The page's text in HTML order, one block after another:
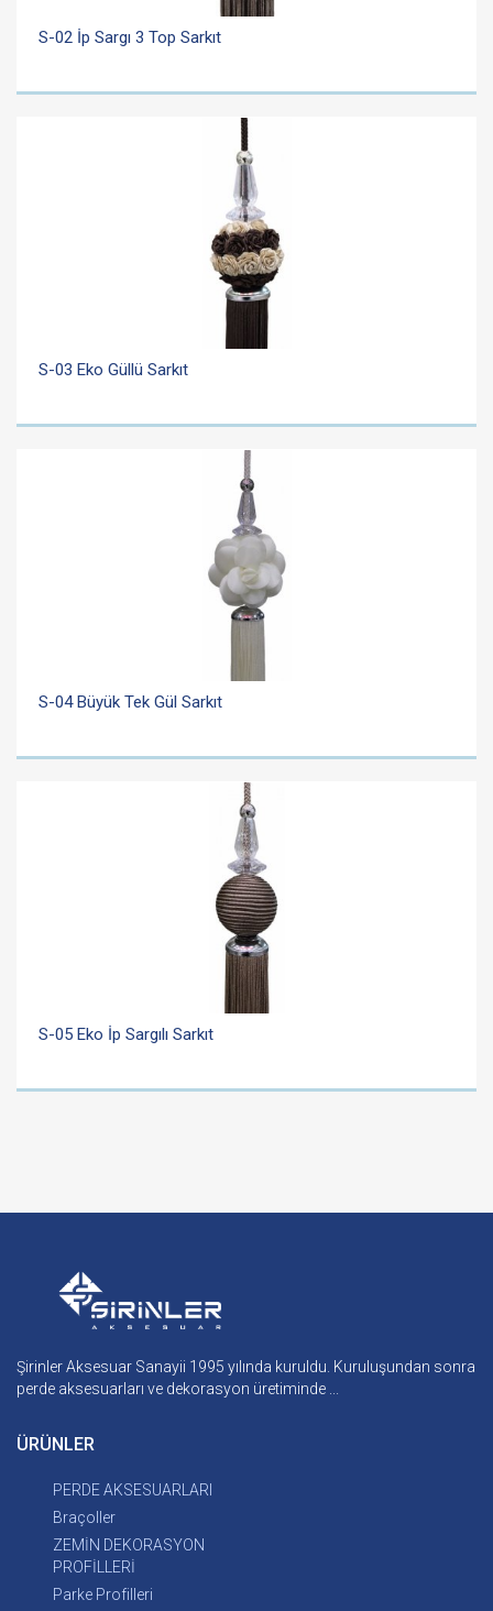
S-02 İp Sargı 3 Top Sarkıt
S-03 Eko Güllü Sarkıt
S-04 Büyük Tek Gül Sarkıt
S-05 Eko İp Sargılı Sarkıt
Şirinler Aksesuar Sanayii 1995 yılında kuruldu. Kuruluşundan sonra
perde aksesuarları ve dekorasyon üretiminde ...
ÜRÜNLER
PERDE AKSESUARLARI
Braçoller
ZEMİN DEKORASYON
PROFİLLERİ
Parke Profilleri